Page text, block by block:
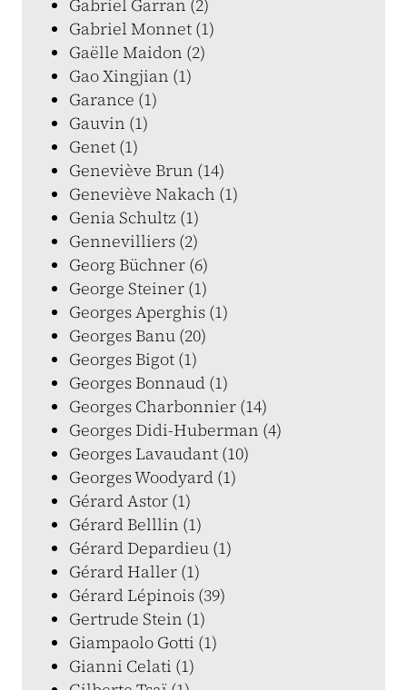
Gabriel Garran (2)
Gabriel Monnet (1)
Gaëlle Maidon (2)
Gao Xingjian (1)
Garance (1)
Gauvin (1)
Genet (1)
Geneviève Brun (14)
Geneviève Nakach (1)
Genia Schultz (1)
Gennevilliers (2)
Georg Büchner (6)
George Steiner (1)
Georges Aperghis (1)
Georges Banu (20)
Georges Bigot (1)
Georges Bonnaud (1)
Georges Charbonnier (14)
Georges Didi-Huberman (4)
Georges Lavaudant (10)
Georges Woodyard (1)
Gérard Astor (1)
Gérard Belllin (1)
Gérard Depardieu (1)
Gérard Haller (1)
Gérard Lépinois (39)
Gertrude Stein (1)
Giampaolo Gotti (1)
Gianni Celati (1)